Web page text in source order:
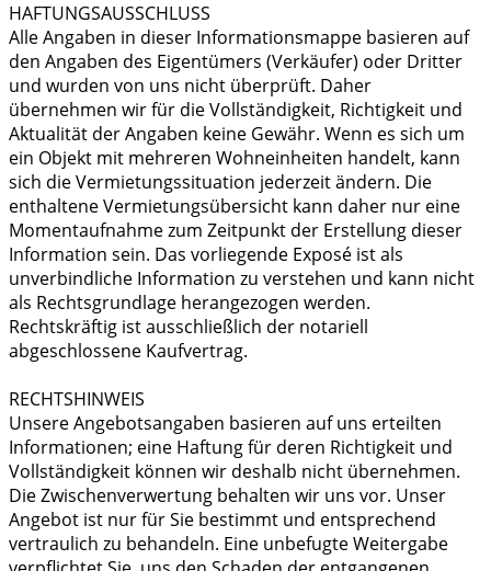
HAFTUNGSAUSSCHLUSS
Alle Angaben in dieser Informationsmappe basieren auf
den Angaben des Eigentümers (Verkäufer) oder Dritter
und wurden von uns nicht überprüft. Daher
übernehmen wir für die Vollständigkeit, Richtigkeit und
Aktualität der Angaben keine Gewähr. Wenn es sich um
ein Objekt mit mehreren Wohneinheiten handelt, kann
sich die Vermietungssituation jederzeit ändern. Die
enthaltene Vermietungsübersicht kann daher nur eine
Momentaufnahme zum Zeitpunkt der Erstellung dieser
Information sein. Das vorliegende Exposé ist als
unverbindliche Information zu verstehen und kann nicht
als Rechtsgrundlage herangezogen werden.
Rechtskräftig ist ausschließlich der notariell
abgeschlossene Kaufvertrag.
RECHTSHINWEIS
Unsere Angebotsangaben basieren auf uns erteilten
Informationen; eine Haftung für deren Richtigkeit und
Vollständigkeit können wir deshalb nicht übernehmen.
Die Zwischenverwertung behalten wir uns vor. Unser
Angebot ist nur für Sie bestimmt und entsprechend
vertraulich zu behandeln. Eine unbefugte Weitergabe